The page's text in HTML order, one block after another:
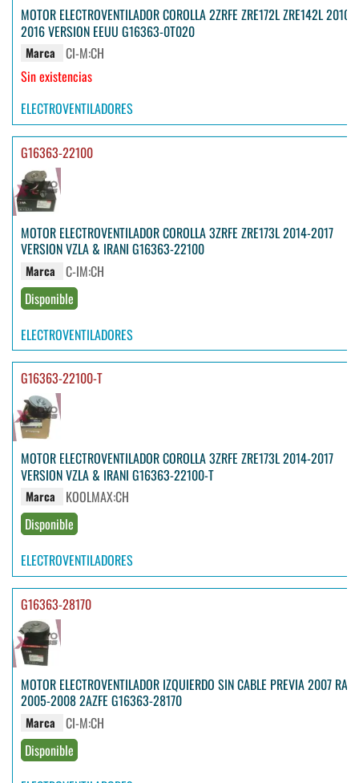
MOTOR ELECTROVENTILADOR COROLLA 2ZRFE ZRE172L ZRE142L 2010-
2016 VERSION EEUU G16363-0T020
Marca
CI-M:CH
Sin existencias
ELECTROVENTILADORES
G16363-22100
MOTOR ELECTROVENTILADOR COROLLA 3ZRFE ZRE173L 2014-2017
VERSION VZLA & IRANI G16363-22100
Marca
C-IM:CH
Disponible
ELECTROVENTILADORES
G16363-22100-T
MOTOR ELECTROVENTILADOR COROLLA 3ZRFE ZRE173L 2014-2017
VERSION VZLA & IRANI G16363-22100-T
Marca
KOOLMAX:CH
Disponible
ELECTROVENTILADORES
G16363-28170
MOTOR ELECTROVENTILADOR IZQUIERDO SIN CABLE PREVIA 2007 RAV4
2005-2008 2AZFE G16363-28170
Marca
CI-M:CH
Disponible